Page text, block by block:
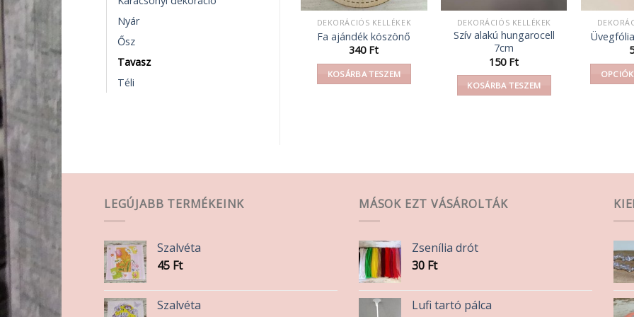
Nyár
Ősz
Tavasz
Téli
DEKORÁCIÓS KELLÉKEK
Fa ajándék köszönő
340 Ft
KOSÁRBA TESZEM
DEKORÁCIÓS KELLÉKEK
Szív alakú hungarocell
7cm
150 Ft
KOSÁRBA TESZEM
DEKORÁCIÓS KELLÉKEK
Óraszerkezet akasztós
KOSÁRBA TESZEM
LEGÚJABB TERMÉKEINK
Szalvéta
45 Ft
Szalvéta
MÁSOK EZT VÁSÁROLTÁK
Zsenília drót
30 Ft
Lufi tartó pálca